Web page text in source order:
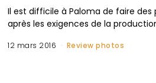
Il est difficile à Paloma de faire
après les exigences de la production
12 mars 2016 Review photos